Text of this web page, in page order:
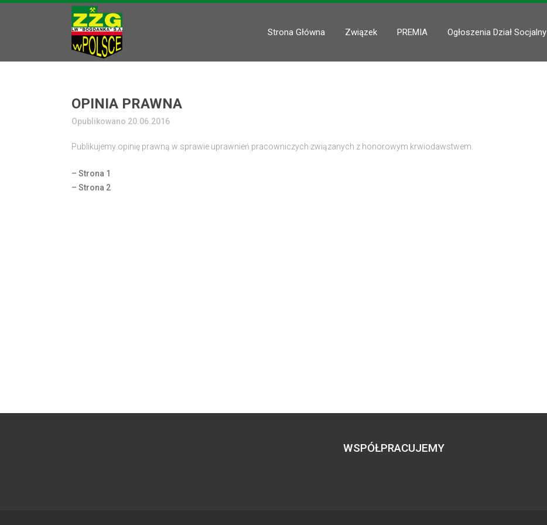
Strona Główna Związek PREMIA Ogłoszenia Dział Socjalny
OPINIA PRAWNA
Opublikowano 20.06.2016
Publikujemy opinię prawną w sprawie uprawnień pracowniczych związanych z honorowym krwiodawstwem.
– Strona 1
– Strona 2
WSPÓŁPRACUJEMY